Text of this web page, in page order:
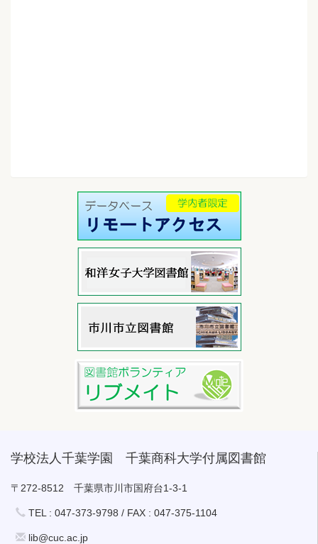
学校法人千葉学園 千葉商科大学付属図書館
〒272-8512 千葉県市川市国府台1-3-1
TEL : 047-373-9798 / FAX : 047-375-1104
lib@cuc.ac.jp